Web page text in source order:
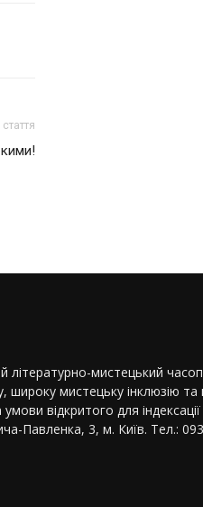
літературно-мистецький
мистецьку інклюзію та
відкритого для
Павленка, 3, м. Київ. Тел.: